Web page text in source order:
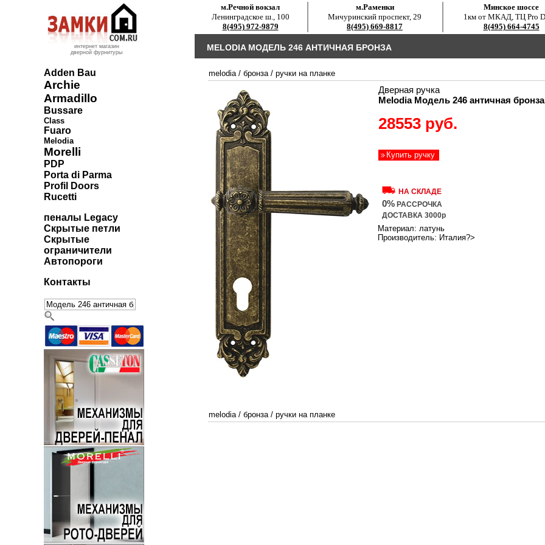
интернет магазин
дверной фурнитуры
Adden Bau
Archie
Armadillo
Bussare
Class
Fuaro
Melodia
Morelli
PDP
Porta di Parma
Profil Doors
Rucetti
пеналы Legacy
Скрытые петли
Скрытые
ограничители
Автопороги
Контакты
м.Речной вокзал
Ленинградское ш., 100
8(495) 972-9879
м.Раменки
Мичуринский проспект, 29
8(495) 669-8817
Минское шоссе
1км от МКАД, ТЦ Pro
8(495) 664-4745
MELODIA МОДЕЛЬ 246 АНТИЧНАЯ БРОНЗА
melodia/ бронза/ ручки на планке
Дверная ручка
Melodia Модель 246 античная бронза
28553 руб.
Купить ручку
НА СКЛАДЕ
0% РАССРОЧКА
ДОСТАВКА 3000р
Материал: латунь
Производитель: Италия?>
melodia/ бронза/ ручки на планке